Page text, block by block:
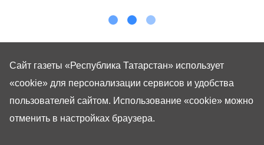
Сайт газеты «Республика Татарстан» использует
«cookie» для персонализации сервисов и удобства
пользователей сайтом. Использование «cookie» можно
отменить в настройках браузера.